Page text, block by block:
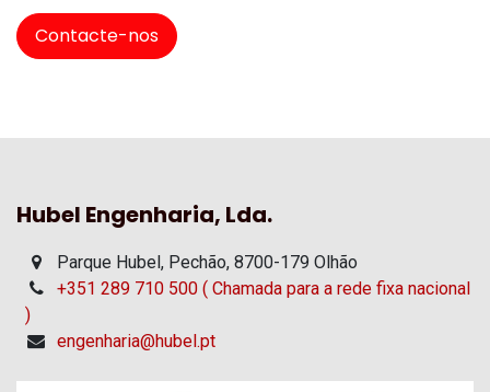
Contacte-nos
Hubel Engenharia, Lda.
Parque Hubel, Pechão, 8700-179 Olhão
+351 289 710 500 ( Chamada para a rede fixa nacional
)
engenharia@hubel.pt